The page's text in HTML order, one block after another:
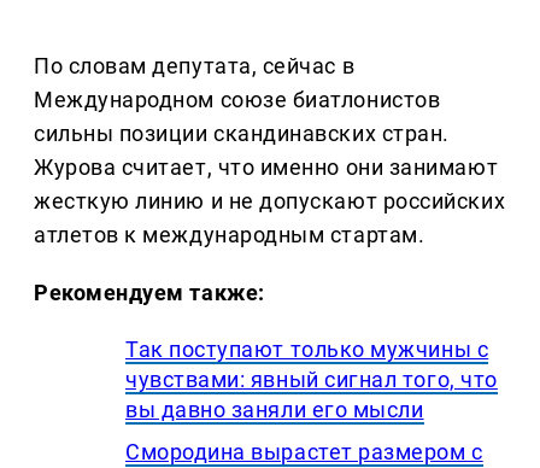
По словам депутата, сейчас в
Международном союзе биатлонистов
сильны позиции скандинавских стран.
Журова считает, что именно они занимают
жесткую линию и не допускают российских
атлетов к международным стартам.
Рекомендуем также:
Так поступают только мужчины с
чувствами: явный сигнал того, что
вы давно заняли его мысли
Смородина вырастет размером с